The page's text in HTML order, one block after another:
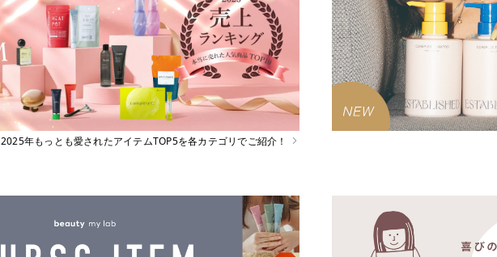
2025年もっとも愛されたアイテムTOP5を各カテゴリでご紹介！